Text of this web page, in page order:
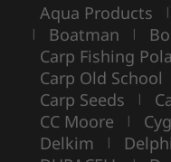
Aqua Products |
| Boatman |
Carp Fishing
Carp Old School
Carp Seeds |
CC Moore |
Delkim |